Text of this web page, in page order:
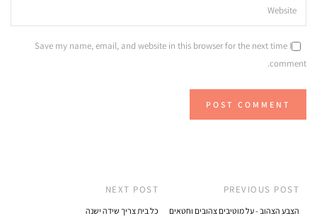
Save my name, email, and website in this browser for the next time I
comment.
PREVIOUS POST
הצבע הצהוב - על מוטיבים צהובים וחטאים
NEXT POST
כל בית צריך שידה ישנה